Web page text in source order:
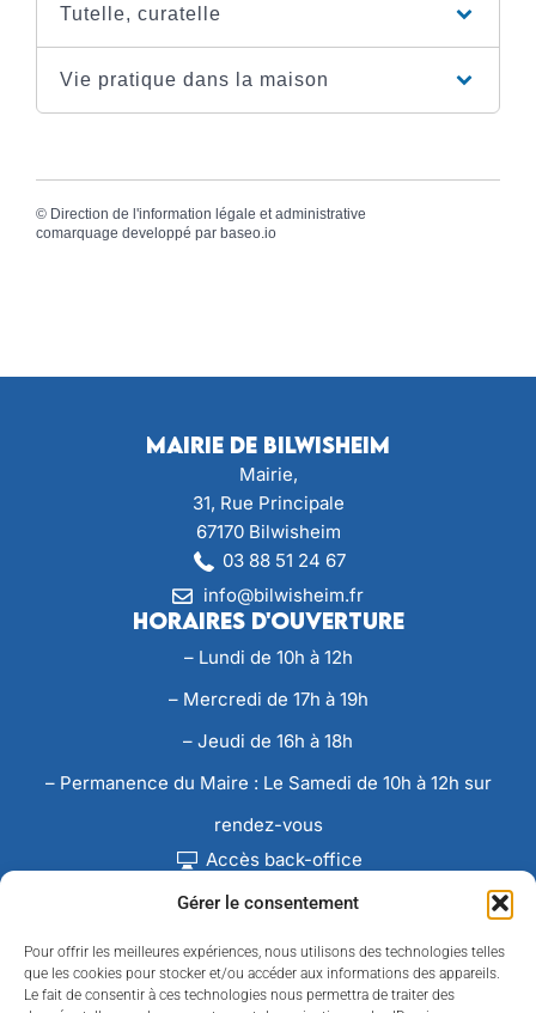
Gérer le consentement
Pour offrir les meilleures expériences, nous utilisons des technologies telles
que les cookies pour stocker et/ou accéder aux informations des appareils.
Le fait de consentir à ces technologies nous permettra de traiter des
Tutelle, curatelle
Vie pratique dans la maison
© Direction de l'information légale et administrative
comarquage developpé par baseo.io
Mairie de Bilwisheim
Mairie,
31, Rue Principale
67170 Bilwisheim
03 88 51 24 67
info@bilwisheim.fr
Horaires d'ouverture
– Lundi de 10h à 12h
– Mercredi de 17h à 19h
– Jeudi de 16h à 18h
– Permanence du Maire : Le Samedi de 10h à 12h sur
rendez-vous
Accès back-office